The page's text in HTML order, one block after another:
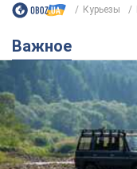
Курьезы
Важное